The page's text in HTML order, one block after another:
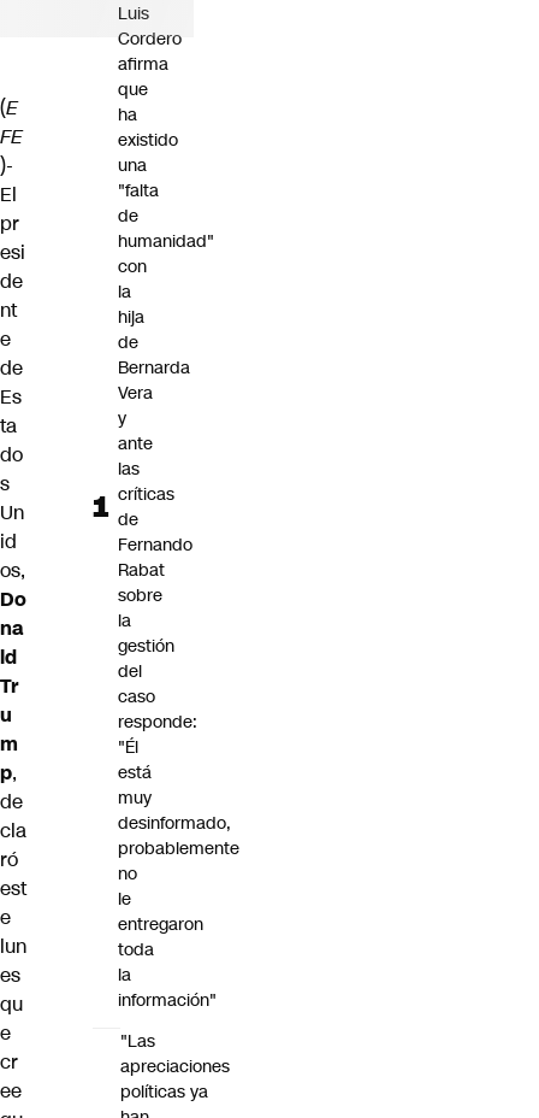
(E
FE
)-
El
pr
esi
de
nt
e
de
Es
ta
do
s
Un
id
os,
Do
na
ld
Tr
u
m
p,
de
cla
ró
est
e
lun
es
qu
e
cr
ee
Luis
Cordero
afirma
que
ha
existido
una
"falta
de
humanidad"
con
la
hija
de
Bernarda
Vera
y
ante
las
críticas
de
Fernando
Rabat
sobre
la
gestión
del
caso
responde:
"Él
está
muy
desinformado,
probablemente
no
le
entregaron
toda
la
información"
"Las
apreciaciones
políticas ya